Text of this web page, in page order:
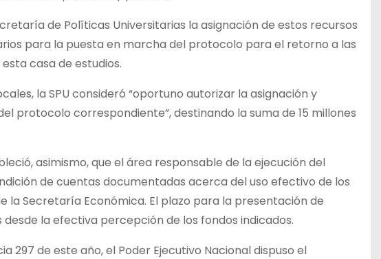
de Políticas Universitarias la asignación de estos recursos
para la puesta en marcha del protocolo para el retorno a las
casa de estudios.
la SPU consideró “oportuno autorizar la asignación y
protocolo correspondiente”, destinando la suma de 15 millones
asimismo, que el área responsable de la ejecución del
de cuentas documentadas acerca del uso efectivo de los
Secretaría Económica. El plazo para la presentación de
la efectiva percepción de los fondos indicados.
297 de este año, el Poder Ejecutivo Nacional dispuso el